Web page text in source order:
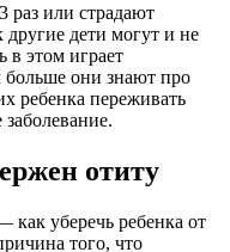
раз или страдают
дети могут и не
в этом играет
больше они знают про
ребенка переживать
отиту
как уберечь ребенка от
того, что